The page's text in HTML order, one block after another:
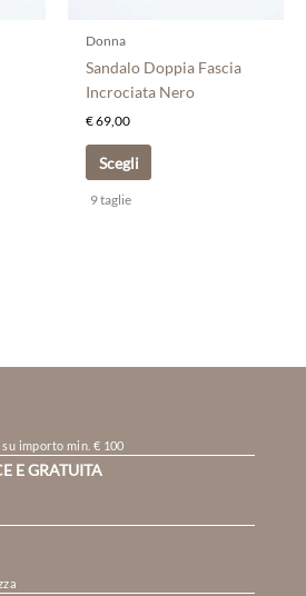
Donna
Sandalo Doppia Fascia
Incrociata Nero
€69,00
Scegli
nella
pagina
9 taglie
importo min. € 100
E GRATUITA